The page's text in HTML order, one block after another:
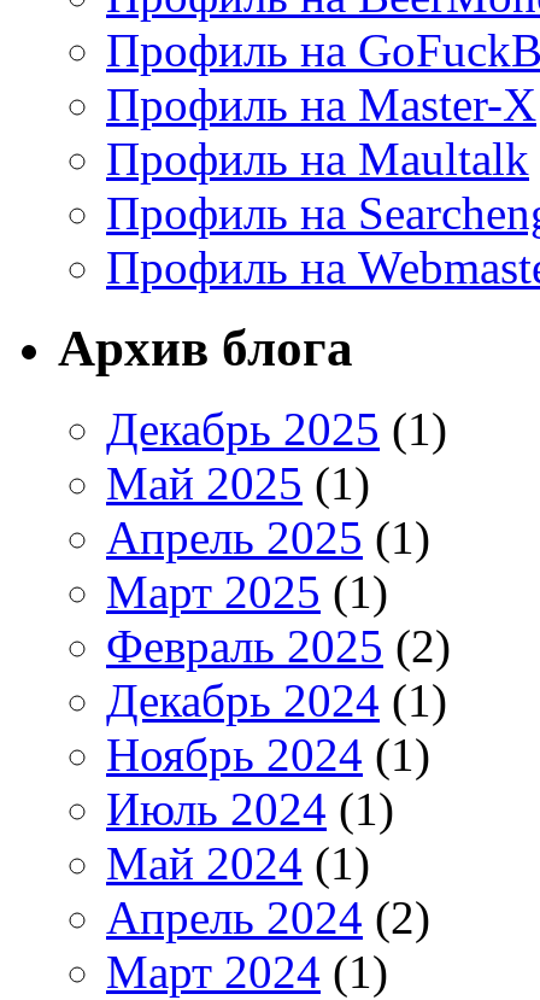
Профиль на
Профиль на Master-X
Профиль на Maultalk
Профиль на
Профиль на
Архив блога
Декабрь 2025 (1)
Май 2025 (1)
Апрель 2025 (1)
Март 2025 (1)
Февраль 2025 (2)
Декабрь 2024 (1)
Ноябрь 2024 (1)
Июль 2024 (1)
Май 2024 (1)
Апрель 2024 (2)
Март 2024 (1)